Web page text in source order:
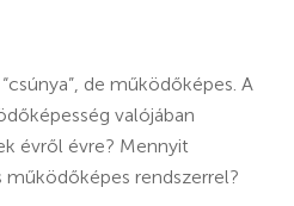
de működőképes. A
valójában
évről évre? Mennyit
működőképes rendszerrel?